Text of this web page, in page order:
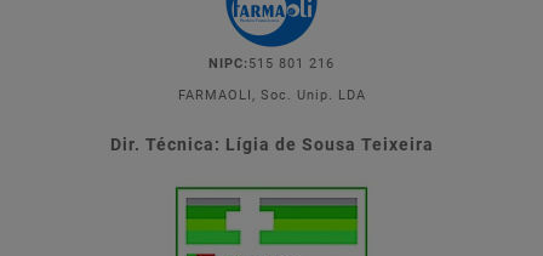
NIPC: 515 801 216
FARMAOLI, Soc. Unip. LDA
Dir. Técnica: Lígia de Sousa Teixeira